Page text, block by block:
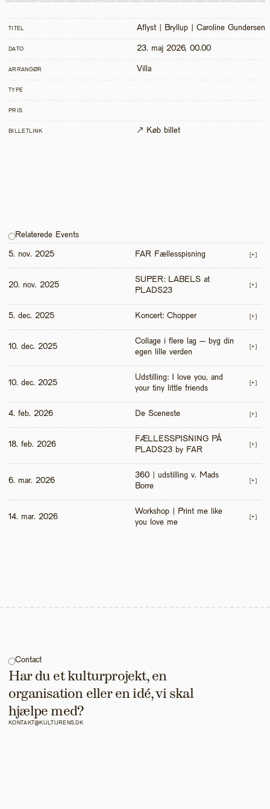
TITEL Aflyst | Bryllup | Caroline Gundersen
DATO 23. maj 2026, 00.00
ARRANGØR Villa
TYPE
PRIS
BILLETLINK ↗ Køb billet
Relaterede Events
5. nov. 2025 FAR Fællesspisning [+]
20. nov. 2025
SUPER: LABELS at
PLADS23
[+]
5. dec. 2025 Koncert: Chopper [+]
10. dec. 2025
Collage i flere lag – byg din
egen lille verden
[+]
10. dec. 2025
Udstilling: I love you, and
your tiny little friends
[+]
4. feb. 2026 De Sceneste [+]
18. feb. 2026
FÆLLESSPISNING PÅ
PLADS23 by FAR
[+]
6. mar. 2026
360 | udstilling v. Mads
Borre
[+]
14. mar. 2026
Workshop | Print me like
you love me
[+]
Contact
Har du et kulturprojekt, en
organisation eller en idé, vi skal
hjælpe med?
KONTAKT@KULTURENS.DK